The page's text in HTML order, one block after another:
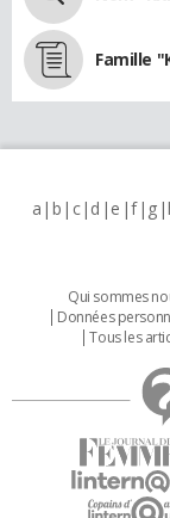
Famille
a b c d e f g
Qui sommes
Données
Tous les